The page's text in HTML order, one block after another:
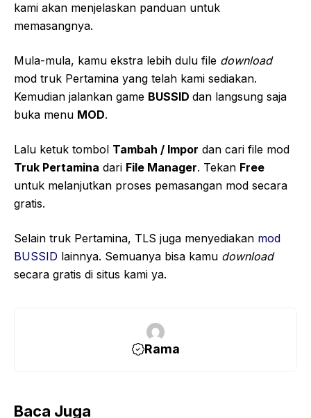
kami akan menjelaskan panduan untuk
memasangnya.
Mula-mula, kamu ekstra lebih dulu file download
mod truk Pertamina yang telah kami sediakan.
Kemudian jalankan game BUSSID dan langsung saja
buka menu MOD.
Lalu ketuk tombol Tambah / Impor dan cari file mod
Truk Pertamina dari File Manager. Tekan Free
untuk melanjutkan proses pemasangan mod secara
gratis.
Selain truk Pertamina, TLS juga menyediakan mod
BUSSID lainnya. Semuanya bisa kamu download
secara gratis di situs kami ya.
Rama
Baca Juga